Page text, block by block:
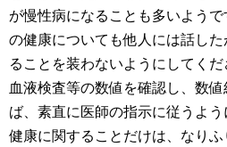
が慢性病になることも多いよう
の健康についても他人には話し
ることを装わないようにしてくだ
血液検査等の数値を確認し、数
ば、素直に医師の指示に従うよう
健康に関することだけは、なり